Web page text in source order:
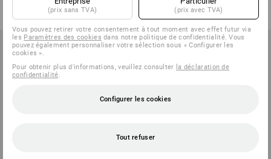
(prix sans TVA) (prix avec TVA)
Vous pouvez retirer votre consentement à tout moment avec effet futur via
les Paramètres des cookies dans notre politique de confidentialité. Vous
pouvez également personnaliser votre sélection sous « Configurer les
cookies ».
Pour obtenir plus d'informations, veuillez consulter la déclaration de
confidentialité.
Configurer les cookies
Tout refuser